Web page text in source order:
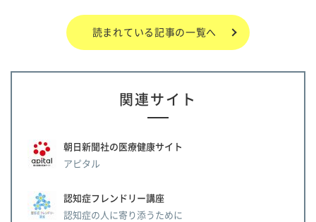
読まれている記事の一覧へ
関連サイト
朝日新聞社の医療健康サイト
アピタル
認知症フレンドリー講座
認知症の人に寄り添うために